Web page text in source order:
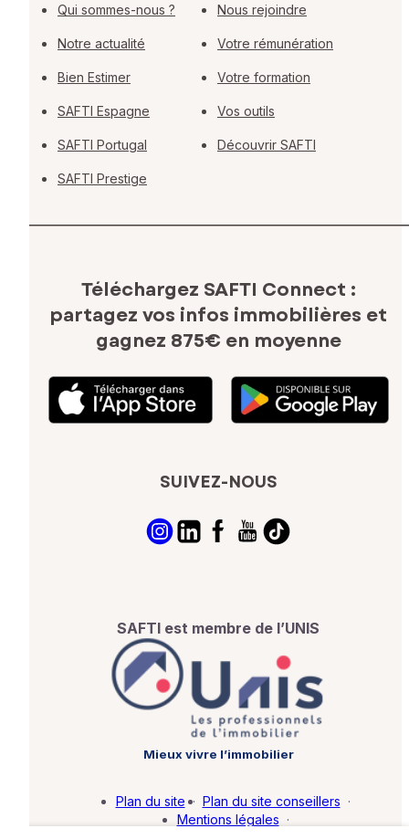
Qui sommes-nous ?
Notre actualité
Bien Estimer
SAFTI Espagne
SAFTI Portugal
SAFTI Prestige
Nous rejoindre
Votre rémunération
Votre formation
Vos outils
Découvrir SAFTI
Téléchargez SAFTI Connect :
partagez vos infos immobilières et
gagnez 875€ en moyenne
SUIVEZ-NOUS
SAFTI est membre de l’UNIS
Mieux vivre l’immobilier
Plan du site · Plan du site conseillers ·
Mentions légales ·